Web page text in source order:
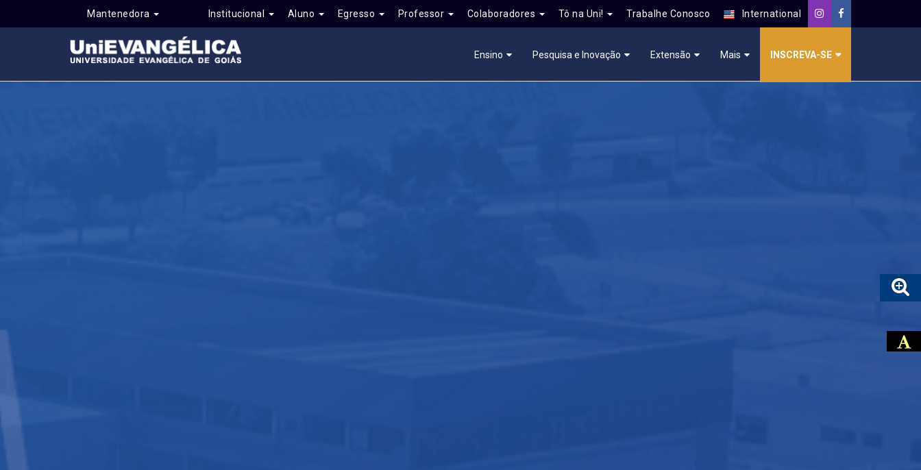
Mantenedora Institucional Aluno Egresso Professor Colaboradores Tô na Uni! Trabalhe Conosco International
Ensino Pesquisa e Inovação Extensão Mais INSCREVA-SE